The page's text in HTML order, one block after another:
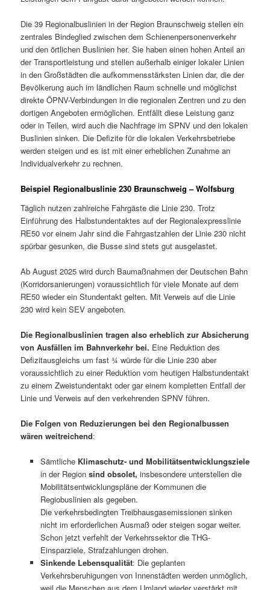
Die 39 Regionalbuslinien in der Region Braunschweig stellen ein
zentrales Bindeglied zwischen dem Schienenpersonenverkehr
und den örtlichen Buslinien her. Sie haben einen hohen Anteil an
der Transportleistung und stellen außerhalb einiger lokaler Linien
in den Großstädten die aufkommensstärksten Linien dar, die der
Bevölkerung auch im ländlichen Raum schnelle und möglichst
direkte ÖPNV-Verbindungen in die regionalen Zentren und zu den
dortigen Angeboten ermöglichen. Entfällt diese Leistung ganz
oder in Teilen, wird auch die Nachfrage im SPNV und den lokalen
Buslinien sinken. Die Defizite für die lokalen Verkehrsbetriebe
werden steigen und es ist mit einer erheblichen Zunahme an
Individualverkehr zu rechnen.
Beispiel Regionalbuslinie 230 Braunschweig – Wolfsburg
Täglich nutzen zahlreiche Fahrgäste die Linie 230. Trotz
Einführung des Halbstundentaktes auf der Regionalexpresslinie
RE50 vor einem Jahr sind die Fahrgastzahlen der Linie 230 nicht
spürbar gesunken, die Busse sind stets gut ausgelastet.
Ab August 2025 wird durch Baumaßnahmen der Deutschen Bahn
(Korridorsanierungen) voraussichtlich für viele Monate auf dem
RE50 wieder ein Stundentakt gelten. Mit Verweis auf die Linie
230 wird kein SEV angeboten.
Die Regionalbuslinien tragen also erheblich zur Absicherung
von Ausfällen im Bahnverkehr bei. Eine Reduktion des
Defizitausgleichs um fast ¾ würde für die Linie 230 aber
voraussichtlich zu einer Reduktion vom heutigen Halbstundentakt
zu einem Zweistundentakt oder gar einem kompletten Entfall der
Linie und Verweis auf den verkehrenden SPNV führen.
Die Folgen von Reduzierungen bei den Regionalbussen
wären weitreichend:
Sämtliche Klimaschutz- und Mobilitätsentwicklungsziele
in der Region sind obsolet, insbesondere unterstellen die
Mobilitätsentwicklungspläne der Kommunen die
Regiobuslinien als gegeben.
Die verkehrsbedingten Treibhausgasemissionen sinken
nicht im erforderlichen Ausmaß oder steigen sogar weiter.
Schon jetzt verfehlt der Verkehrssektor die THG-
Einsparziele, Strafzahlungen drohen.
Sinkende Lebensqualität: Die geplanten
Verkehrsberuhigungen von Innenstädten werden unmöglich,